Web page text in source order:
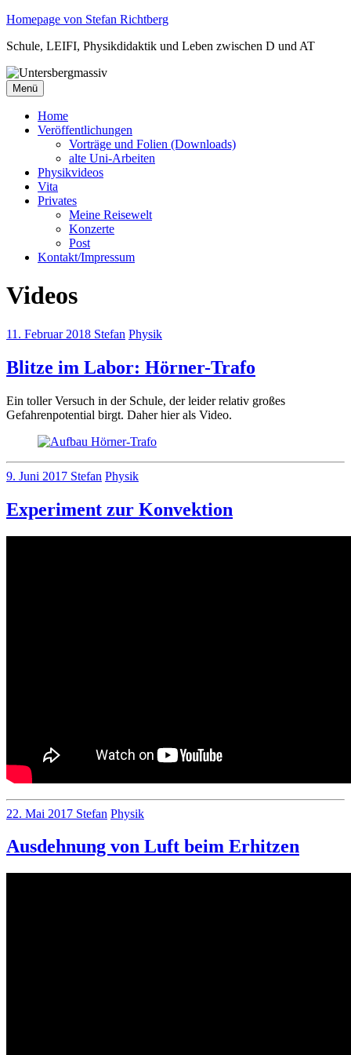
Zum
springen
Homepage von Stefan Richtberg
Schule, LEIFI, Physikdidaktik und Leben zwischen D und AT
Menü
Home
Veröffentlichungen
Vorträge und Folien (Downloads)
alte Uni-Arbeiten
Physikvideos
Vita
Privates
Meine Reisewelt
Konzerte
Post
Kontakt/Impressum
Videos
11. Februar 2018 Stefan Physik
Blitze im Labor: Hörner-Trafo
Ein toller Versuch in der Schule, der leider relativ großes
Gefahrenpotential birgt. Daher hier als Video.
9. Juni 2017 Stefan Physik
Experiment zur Konvektion
no
comments
Experiment
Konvektion
22. Mai 2017 Stefan Physik
Ausdehnung von Luft beim Erhitzen